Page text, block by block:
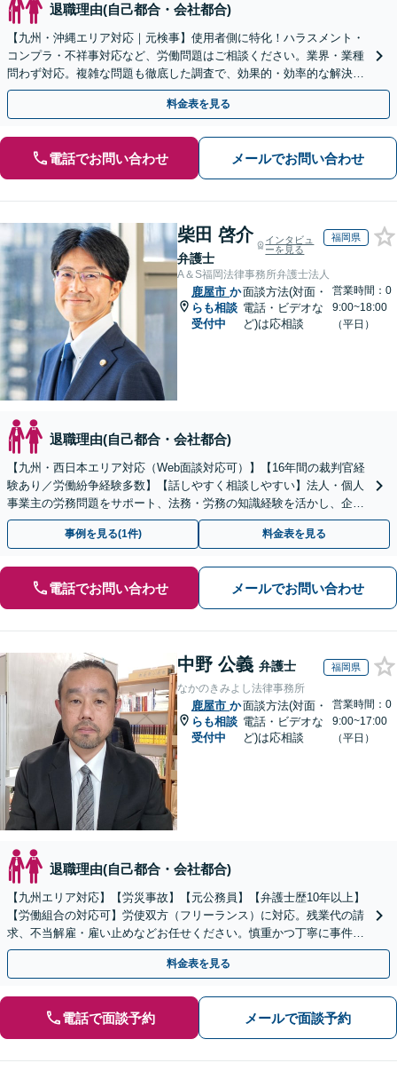
退職理由(自己都合・会社都合)
【九州・沖縄エリア対応｜元検事】使用者側に特化！ハラスメント・
コンプラ・不祥事対応など、労働問題はご相談ください。業界・業種
問わず対応。複雑な問題も徹底した調査で、効果的・効率的な解決を
目指します。セカンドオピニオン可【休日・夜間相談可】
料金表を見る
電話でお問い合わせ メールでお問い合わせ
柴田 啓介
弁護士
インタビュ
ーを見る
福岡県
A＆S福岡法律事務所弁護士法人
鹿屋市 か
らも相談
受付中
面談方法(対面・
電話・ビデオな
ど)は応相談
営業時間：0
9:00~18:00
（平日）
退職理由(自己都合・会社都合)
【九州・西日本エリア対応（Web面談対応可）】【16年間の裁判官経
験あり／労働紛争経験多数】【話しやすく相談しやすい】法人・個人
事業主の労務問題をサポート、法務・労務の知識経験を活かし、企業
側から御社の労働問題解決に尽力します。
事例を見る(1件) 料金表を見る
電話でお問い合わせ メールでお問い合わせ
中野 公義 弁護士 福岡県
なかのきみよし法律事務所
鹿屋市 か
らも相談
受付中
面談方法(対面・
電話・ビデオな
ど)は応相談
営業時間：0
9:00~17:00
（平日）
退職理由(自己都合・会社都合)
【九州エリア対応】【労災事故】【元公務員】【弁護士歴10年以上】
【労働組合の対応可】労使双方（フリーランス）に対応。残業代の請
求、不当解雇・雇い止めなどお任せください。慎重かつ丁寧に事件解
決へと進めます。
料金表を見る
電話で面談予約 メールで面談予約